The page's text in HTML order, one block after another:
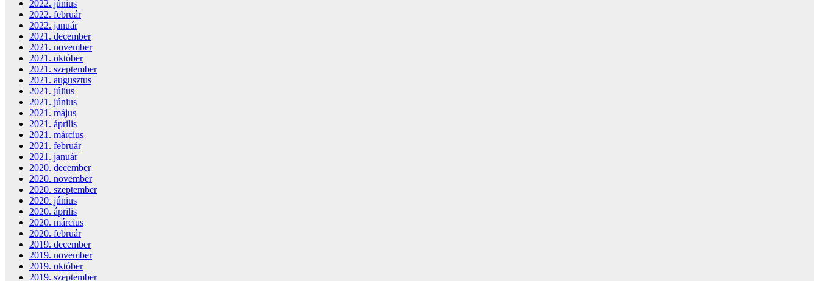
2022. június
2022. február
2022. január
2021. december
2021. november
2021. október
2021. szeptember
2021. augusztus
2021. július
2021. június
2021. május
2021. április
2021. március
2021. február
2021. január
2020. december
2020. november
2020. szeptember
2020. június
2020. április
2020. március
2020. február
2019. december
2019. november
2019. október
2019. szeptember